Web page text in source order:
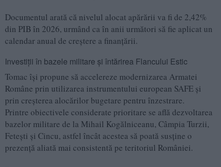
Documentul arată că nivelul alocat apărării va fi de 2,42%
din PIB în 2026, urmând ca în anii următori să fie aplicat un
calendar anual de creștere a finanțării.
Investiții în bazele militare și întărirea Flancului Estic
Tomac își propune să accelereze modernizarea Armatei
Române prin utilizarea instrumentului european SAFE și
prin creșterea alocărilor bugetare pentru înzestrare.
Printre obiectivele considerate prioritare se află dezvoltarea
bazelor militare de la Mihail Kogălniceanu, Câmpia Turzii,
Fetești și Cincu, astfel încât acestea să poată susține o
prezență aliată mai consistentă pe teritoriul României.